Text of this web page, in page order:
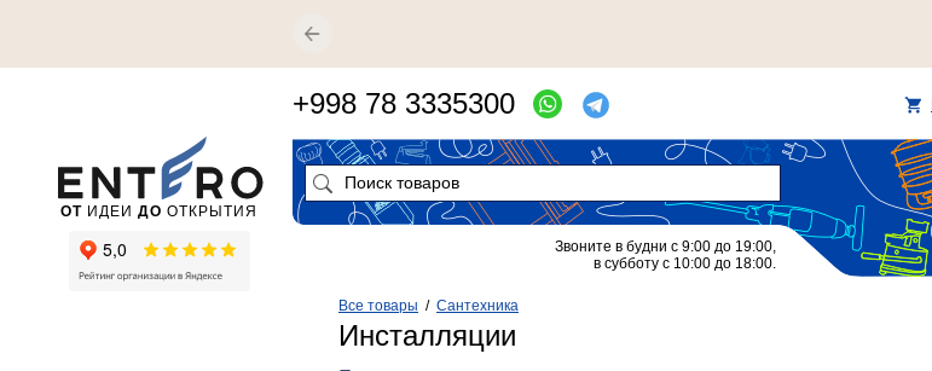
Все товары / Сантехника
Инсталляции
ОТ ИДЕИ ДО ОТКРЫТИЯ
+998 78 3335300
Звоните в будни с 9:00 до 19:00,
в субботу с 10:00 до 18:00.